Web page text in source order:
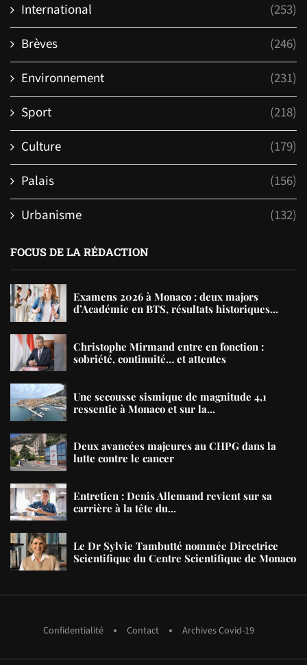
International
(253)
Brèves
(246)
Environnement
(231)
Sport
(218)
Culture
(179)
Palais
(156)
Urbanisme
(132)
FOCUS DE LA RÉDACTION
Examens 2026 à Monaco : deux majors
d’Académie en BTS, résultats historiques...
Christophe Mirmand entre en fonction :
sobriété, continuité… et attentes
Une secousse sismique de magnitude 4,1
ressentie à Monaco et sur la...
Deux avancées majeures au CHPG dans la
lutte contre le cancer
Entretien : Denis Allemand revient sur sa
carrière à la tête du...
Le Dr Sylvie Tambutté nommée Directrice
Scientifique du Centre Scientifique de Monaco
Confidentialité Contact Archives Covid-19